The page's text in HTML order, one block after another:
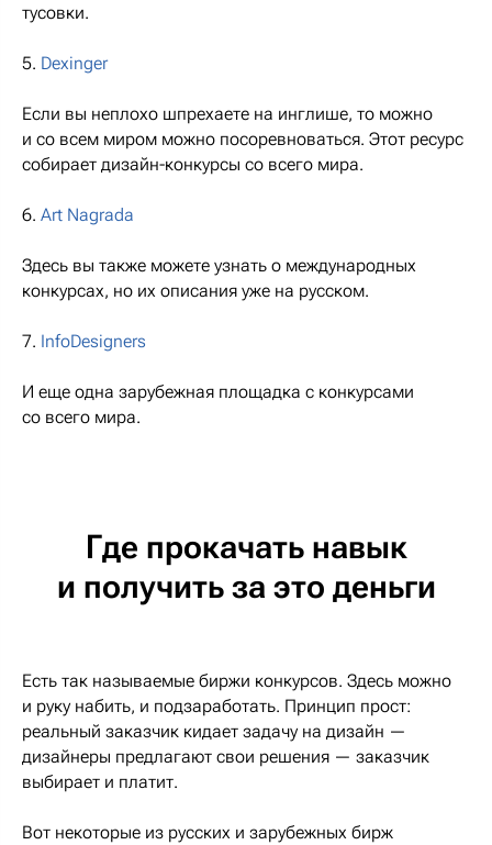
тусовки.
5. Dexinger
Если вы неплохо шпрехаете на инглише, то можно
и со всем миром можно посоревноваться. Этот ресурс
собирает дизайн-конкурсы со всего мира.
6. Art Nagrada
Здесь вы также можете узнать о международных
конкурсах, но их описания уже на русском.
7. InfoDesigners
И еще одна зарубежная площадка с конкурсами
со всего мира.
Где прокачать навык
и получить за это деньги
Есть так называемые биржи конкурсов. Здесь можно
и руку набить, и подзаработать. Принцип прост:
реальный заказчик кидает задачу на дизайн —
дизайнеры предлагают свои решения — заказчик
выбирает и платит.
Вот некоторые из русских и зарубежных бирж